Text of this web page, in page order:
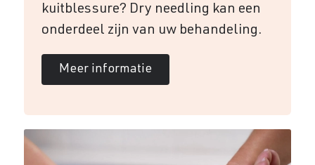
kuitblessure? Dry needling kan een
onderdeel zijn van uw behandeling.
Meer informatie